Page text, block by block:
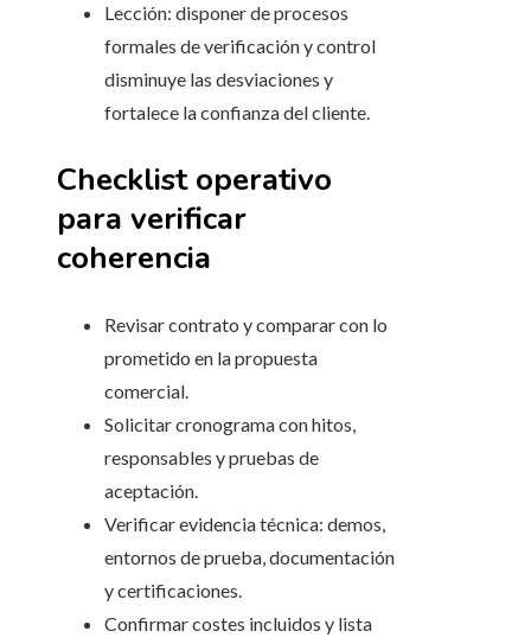
Lección: disponer de procesos
formales de verificación y control
disminuye las desviaciones y
fortalece la confianza del cliente.
Checklist operativo
para verificar
coherencia
Revisar contrato y comparar con lo
prometido en la propuesta
comercial.
Solicitar cronograma con hitos,
responsables y pruebas de
aceptación.
Verificar evidencia técnica: demos,
entornos de prueba, documentación
y certificaciones.
Confirmar costes incluidos y lista